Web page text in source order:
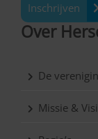
Inschrijven
Over
De
Missie &